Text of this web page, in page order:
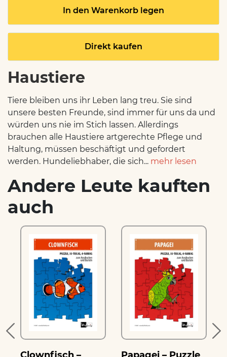
In den Warenkorb legen
Direkt kaufen
Haustiere
Tiere bleiben uns ihr Leben lang treu. Sie sind
unsere besten Freunde, sind immer für uns da und
würden uns nie im Stich lassen. Allerdings
brauchen alle Haustiere artgerechte Pflege und
Haltung, müssen beschäftigt und gefordert
werden. Hundeliebhaber, die sich... mehr lesen
Andere Leute kauften
auch